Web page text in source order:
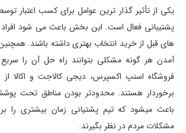
یکی از تأثیر گذار ترین عوامل برای کسب اعتبار
پشتیبانی فعال است. این بخش باعث می شود افراد
های قبل از خرید انتخاب بهتری داشته باشند.
آمدن هر گونه مشکلی بتوانند راه حل آن را
فروشگاه اسنپ اکسپرس، دیجی کالاجت و اکالا از
برخوردار هستند. محدودتر بودن مناطق تحت
باعث میشود که تیم پشتیانی زمان بیشتری را
مشکلات مردم در نظر بگیرند.